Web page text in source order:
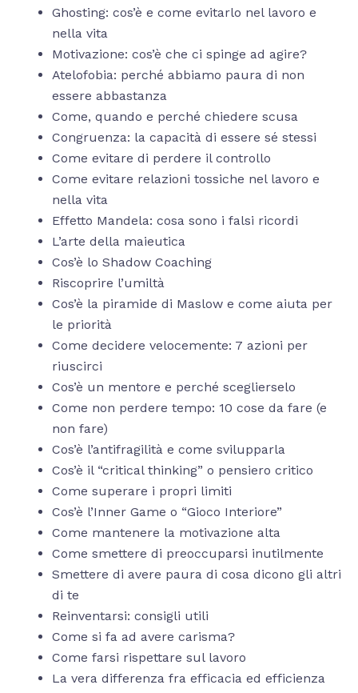
Ghosting: cos’è e come evitarlo nel lavoro e
nella vita
Motivazione: cos’è che ci spinge ad agire?
Atelofobia: perché abbiamo paura di non
essere abbastanza
Come, quando e perché chiedere scusa
Congruenza: la capacità di essere sé stessi
Come evitare di perdere il controllo
Come evitare relazioni tossiche nel lavoro e
nella vita
Effetto Mandela: cosa sono i falsi ricordi
L’arte della maieutica
Cos’è lo Shadow Coaching
Riscoprire l’umiltà
Cos’è la piramide di Maslow e come aiuta per
le priorità
Come decidere velocemente: 7 azioni per
riuscirci
Cos’è un mentore e perché sceglierselo
Come non perdere tempo: 10 cose da fare (e
non fare)
Cos’è l’antifragilità e come svilupparla
Cos’è il “critical thinking” o pensiero critico
Come superare i propri limiti
Cos’è l’Inner Game o “Gioco Interiore”
Come mantenere la motivazione alta
Come smettere di preoccuparsi inutilmente
Smettere di avere paura di cosa dicono gli altri
di te
Reinventarsi: consigli utili
Come si fa ad avere carisma?
Come farsi rispettare sul lavoro
La vera differenza fra efficacia ed efficienza